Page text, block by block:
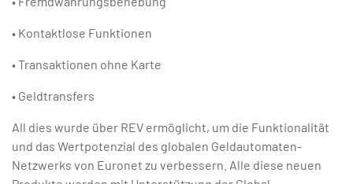
• Kontaktlose Funktionen
• Transaktionen ohne Karte
• Geldtransfers
All dies wurde über REV ermöglicht, um die Funktionalität
und das Wertpotenzial des globalen Geldautomaten-
Netzwerks von Euronet zu verbessern. Alle diese neuen